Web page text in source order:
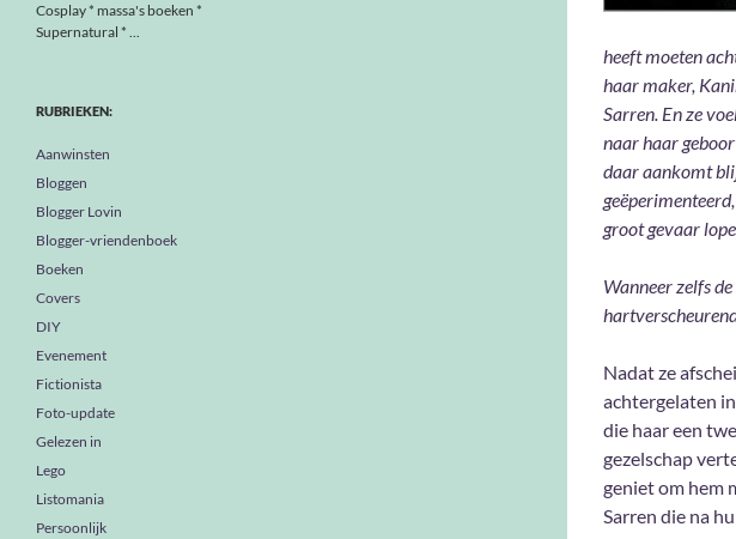
heeft moeten
haar maker,
Sarren. En ze
naar haar
daar aankomt
groot gevaar
Wanneer zelfs
Nadat ze
achtergelaten
die haar een
gezelschap
geniet om hem
Sarren die na
Cosplay * massa's boeken *
Supernatural * ...
RUBRIEKEN:
Aanwinsten
Bloggen
Blogger Lovin
Blogger-vriendenboek
Boeken
Covers
DIY
Evenement
Fictionista
Foto-update
Gelezen in
Lego
Listomania
Persoonlijk